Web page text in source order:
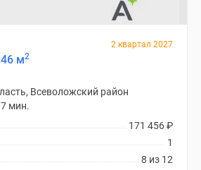
2 квартал 2027
м2
Всеволожский район
мин.
171 456₽
1
8 из 12